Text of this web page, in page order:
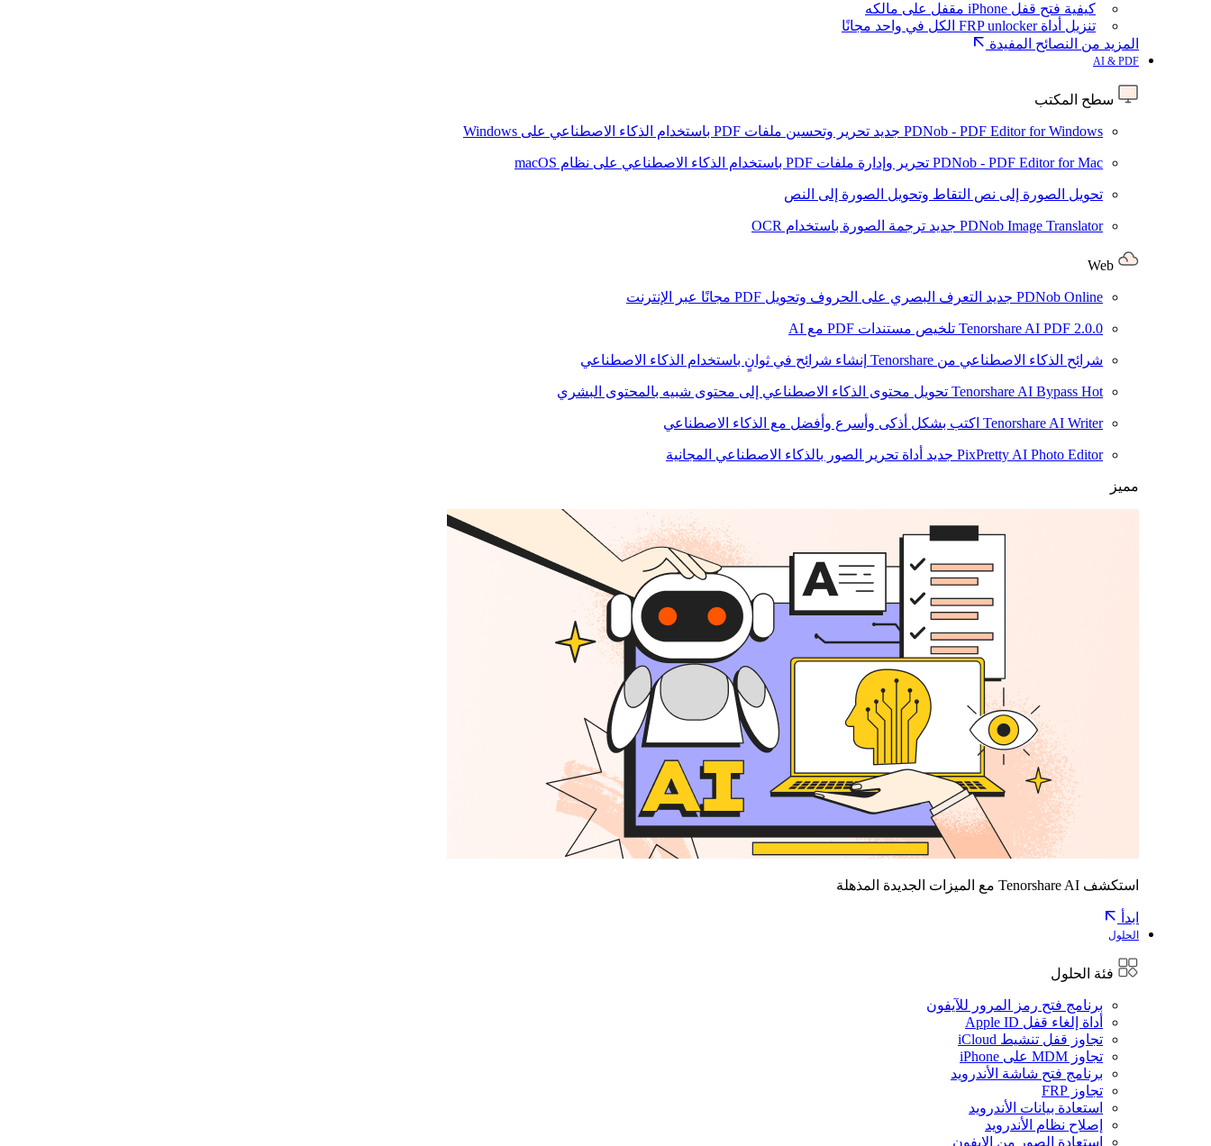
كيفية فتح قفل iPhone مقفل على مالكه
تنزيل أداة FRP unlocker الكل في واحد مجانًا
المزيد من النصائح المفيدة
AI & PDF
سطح المكتب
PDNob - PDF Editor for Windows جديد تحرير وتحسين ملفات PDF باستخدام الذكاء الاصطناعي على Windows
PDNob - PDF Editor for Mac تحرير وإدارة ملفات PDF باستخدام الذكاء الاصطناعي على نظام macOS
تحويل الصورة إلى نص التقاط وتحويل الصورة إلى النص
PDNob Image Translator جديد ترجمة الصورة باستخدام OCR
PDNob Online جديد التعرف البصري على الحروف وتحويل PDF مجانًا عبر الإنترنت
Tenorshare AI PDF 2.0.0 تلخيص مستندات PDF مع AI
شرائح الذكاء الاصطناعي من Tenorshare إنشاء شرائح في ثوانٍ باستخدام الذكاء الاصطناعي
Tenorshare AI Bypass Hot تحويل محتوى الذكاء الاصطناعي إلى محتوى شبيه بالمحتوى البشري
Tenorshare AI Writer اكتب بشكل أذكى وأسرع وأفضل مع الذكاء الاصطناعي
PixPretty AI Photo Editor جديد أداة تحرير الصور بالذكاء الاصطناعي المجانية
مميز
استكشف Tenorshare AI مع الميزات الجديدة المذهلة
ابدأ
الحلول
فئة الحلول
برنامج فتح رمز المرور للآيفون
أداة إلغاء قفل Apple ID
تجاوز قفل تنشيط iCloud
تجاوز MDM على iPhone
برنامج فتح شاشة الأندرويد
تجاوز FRP
استعادة بيانات الأندرويد
إصلاح نظام الأندرويد
استعادة الصور من الايفون